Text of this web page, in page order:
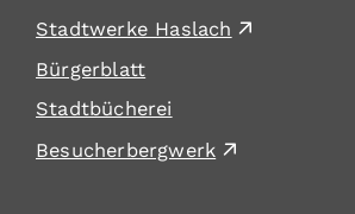
Stadtwerke Haslach
Bürgerblatt
Stadtbücherei
Besucherbergwerk